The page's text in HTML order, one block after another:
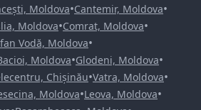
Moldova•Cantemir, Moldova•
Moldova•Comrat, Moldova•
Vodă, Moldova•
Moldova•Glodeni, Moldova•
Chișinău•Vatra, Moldova•
Moldova•Leova, Moldova•